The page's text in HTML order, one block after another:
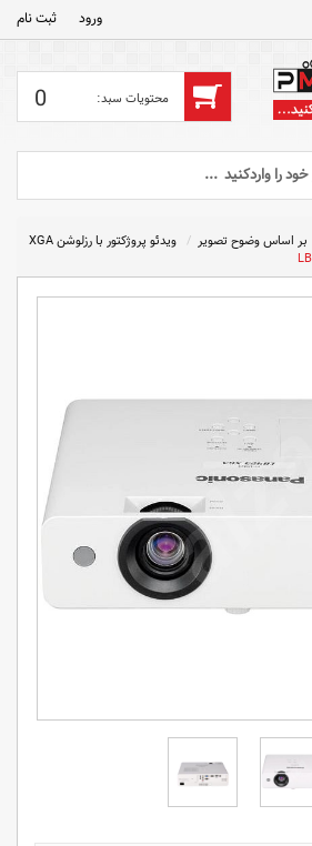
ورود ثبت‌ نام
0
بر اساس وضوح تصویر
ویدئو پروژکتور با رزلوشن XGA